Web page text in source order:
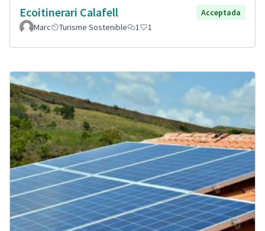
Ecoitinerari Calafell
Acceptada
Marc
Turisme Sostenible 1 1